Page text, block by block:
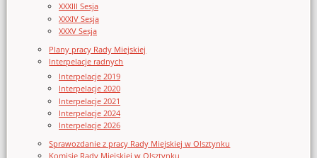
XXXIII Sesja
XXXIV Sesja
XXXV Sesja
Plany pracy Rady Miejskiej
Interpelacje radnych
Interpelacje 2019
Interpelacje 2020
Interpelacje 2021
Interpelacje 2024
Interpelacje 2026
Sprawozdanie z pracy Rady Miejskiej w Olsztynku
Komisje Rady Miejskiej w Olsztynku